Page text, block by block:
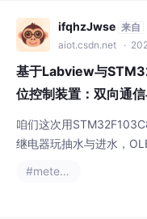
生产和资源的有效利用。
于Comsol的瓦斯抽采研究
有意思的数学模型和实际
ifqhzJwse 来自
aiot.csdn.net ·
基于Labview与
位控制装置：双向通
咱们这次用
继电器玩抽水与进水，
#metersphere